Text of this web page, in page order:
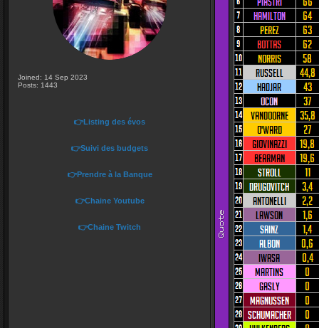
Joined: 14 Sep 2023
Posts: 1443
👉Listing des évos
👉Suivi des budgets
👉Prendre à la Banque
👉Chaine Youtube
👉Chaine Twitch